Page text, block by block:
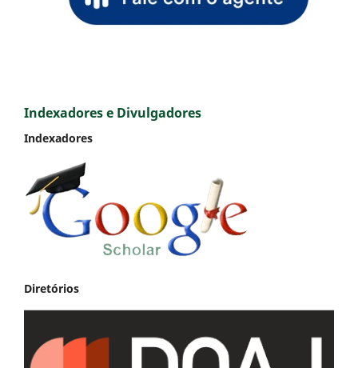
Indexadores e Divulgadores
Indexadores
Diretórios